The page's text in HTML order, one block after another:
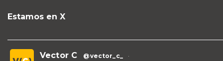
Estamos en X
Vector C @vector_c_ ·